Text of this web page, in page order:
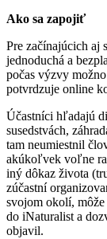
Ako sa zapojiť
Pre začínajúcich aj
jednoduchá a
počas výzvy
potvrdzuje online
Účastníci hľadajú
susedstvách,
tam neumiestnil
akúkoľvek voľne
iný dôkaz života
zúčastní
svojom okolí,
do iNaturalist a
objavil.